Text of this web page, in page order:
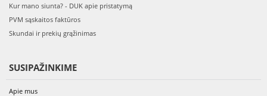
Kur mano siunta? - DUK apie pristatymą
PVM sąskaitos faktūros
Skundai ir prekių grąžinimas
SUSIPAŽINKIME
Apie mus